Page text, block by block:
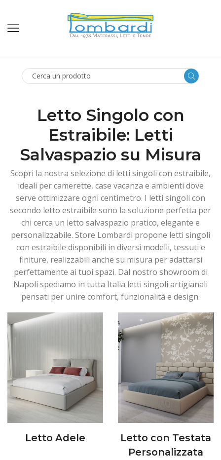
Letto Singolo con
Estraibile: Letti
Salvaspazio su Misura
Scopri la nostra selezione di letti singoli con estraibile,
ideali per camerette, case vacanza e ambienti dove
serve ottimizzare ogni centimetro. I letti singoli con
secondo letto estraibile sono la soluzione perfetta per
chi cerca un letto salvaspazio pratico, elegante e
personalizzabile. Store Lombardi propone letti singoli
con estraibile disponibili in diversi modelli, tessuti e
finiture, realizzabili anche su misura per adattarsi
perfettamente ai tuoi spazi. Dal nostro showroom di
Napoli spediamo in tutta Italia letti singoli artigianali
pensati per unire comfort, funzionalità e design.
Letto Adele
Letto con Testata
Personalizzata